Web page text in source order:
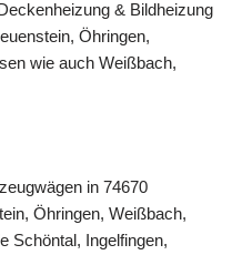
& Bildheizung
Öhringen,
wie auch Weißbach,
in 74670
Öhringen, Weißbach,
Schöntal, Ingelfingen,